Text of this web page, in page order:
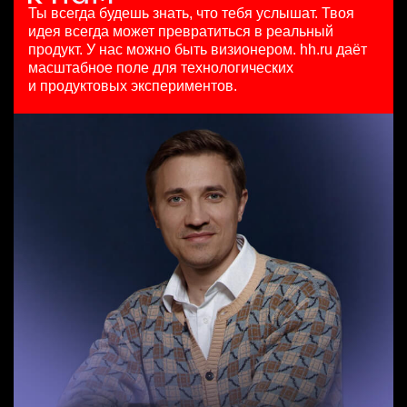
вчера
з/п не указана
Москва
HeadHunter::Коммерческий департамент
97000 - 161000 ₽
Ярославль
Старший специалист телемаркетинга
HeadHunter::Телефонные продажи
29 июл. 2026
450000 ₽
Москва
Специалист по рекруту респондентов для UX и CX
исследований
HeadHunter::Департамент маркетинга
5 авг. 2026
з/п не указана
Москва
Ты всегда будешь знать, что тебя услышат. Твоя
идея всегда может превратиться в реальный
продукт. У нас можно быть визионером. hh.ru даёт
масштабное поле для технологических
и продуктовых экспериментов.